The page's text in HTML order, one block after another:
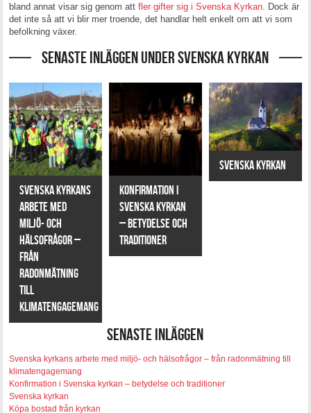
bland annat visar sig genom attfler gifter sig i Svenska Kyrkan. Dock är
det inte så att vi blir mer troende, det handlar helt enkelt om att vi som
befolkning växer.
Senaste inläggen under Svenska kyrkan
Svenska kyrkans
arbete med
miljö- och
hälsofrågor –
från
radonmätning
till
klimatengagemang
Konfirmation i
Svenska kyrkan
– betydelse och
traditioner
Svenska kyrkan
Senaste inläggen
Svenska kyrkans arbete med miljö- och hälsofrågor – från radonmätning till
klimatengagemang
Konfirmation i Svenska kyrkan – betydelse och traditioner
Svenska kyrkan
Köpa bostad från kyrkan